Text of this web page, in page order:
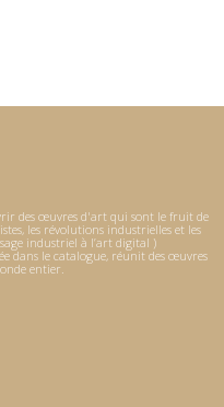
des œuvres d'art qui sont le fruit de
les révolutions industrielles et les
industriel à l’art digital )
dans le catalogue, réunit des œuvres
entier.